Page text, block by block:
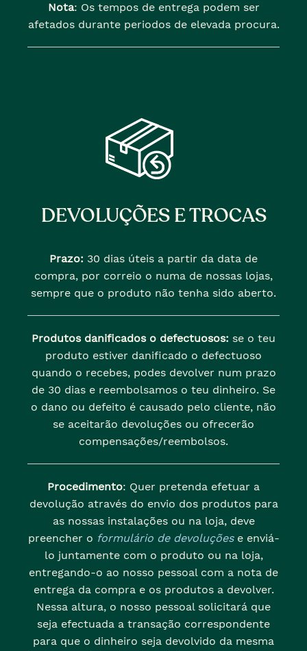
Nota: Os tempos de entrega podem ser
afetados durante periodos de elevada procura.
DEVOLUÇÕES E TROCAS
Prazo: 30 dias úteis a partir da data de
compra, por correio o numa de nossas lojas,
sempre que o produto não tenha sido aberto.
Produtos danificados o defectuosos: se o teu
produto estiver danificado o defectuoso
quando o recebes, podes devolver num prazo
de 30 dias e reembolsamos o teu dinheiro. Se
o dano ou defeito é causado pelo cliente, não
se aceitarão devoluções ou ofrecerão
compensações/reembolsos.
Procedimento: Quer pretenda efetuar a
devolução através do envio dos produtos para
as nossas instalações ou na loja, deve
preencher o formulário de devoluçõese enviá-
lo juntamente com o produto ou na loja,
entregando-o ao nosso pessoal com a nota de
entrega da compra e os produtos a devolver.
Nessa altura, o nosso pessoal solicitará que
seja efectuada a transação correspondente
para que o dinheiro seja devolvido da mesma